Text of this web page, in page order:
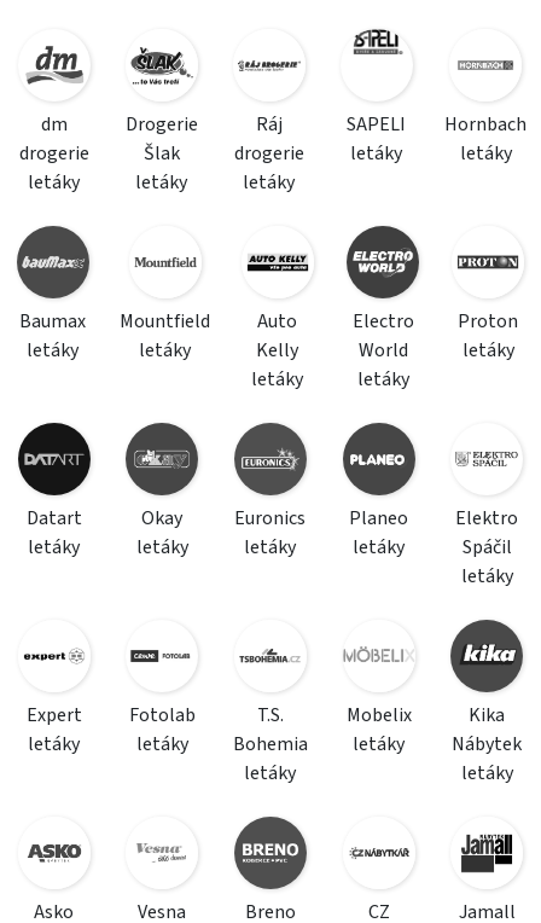
dm
drogerie
letáky
Drogerie
Šlak
letáky
Ráj
drogerie
letáky
SAPELI
letáky
Hornbach
letáky
Baumax
letáky
Mountfield
letáky
Auto
Kelly
letáky
Electro
World
letáky
Proton
letáky
Datart
letáky
Okay
letáky
Euronics
letáky
Planeo
letáky
Elektro
Spáčil
letáky
Expert
letáky
Fotolab
letáky
T.S.
Bohemia
letáky
Mobelix
letáky
Kika
Nábytek
letáky
Asko Vesna Breno CZ Jamall